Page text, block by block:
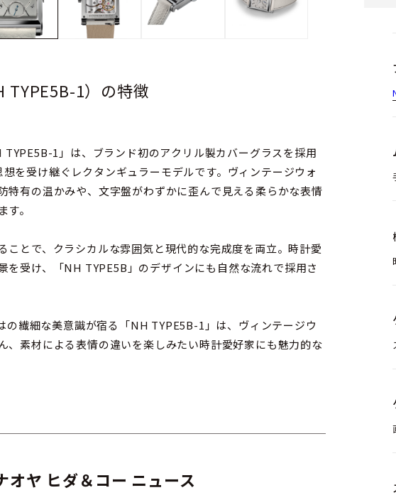
TYPE5B-1）の特徴
1」は、ブランド初のアクリル製カバーグラスを採用
を受け継ぐレクタンギュラーモデルです。ヴィンテージウォ
特有の温かみや、文字盤がわずかに歪んで見える柔らかな表情
。
ことで、クラシカルな雰囲気と現代的な完成度を両立。時計愛
を受け、「NH TYPE5B」のデザインにも自然な流れで採用さ
の繊細な美意識が宿る「NH TYPE5B-1」は、ヴィンテージウ
、素材による表情の違いを楽しみたい時計愛好家にも魅力的な
オヤ ヒダ＆コー ニュース